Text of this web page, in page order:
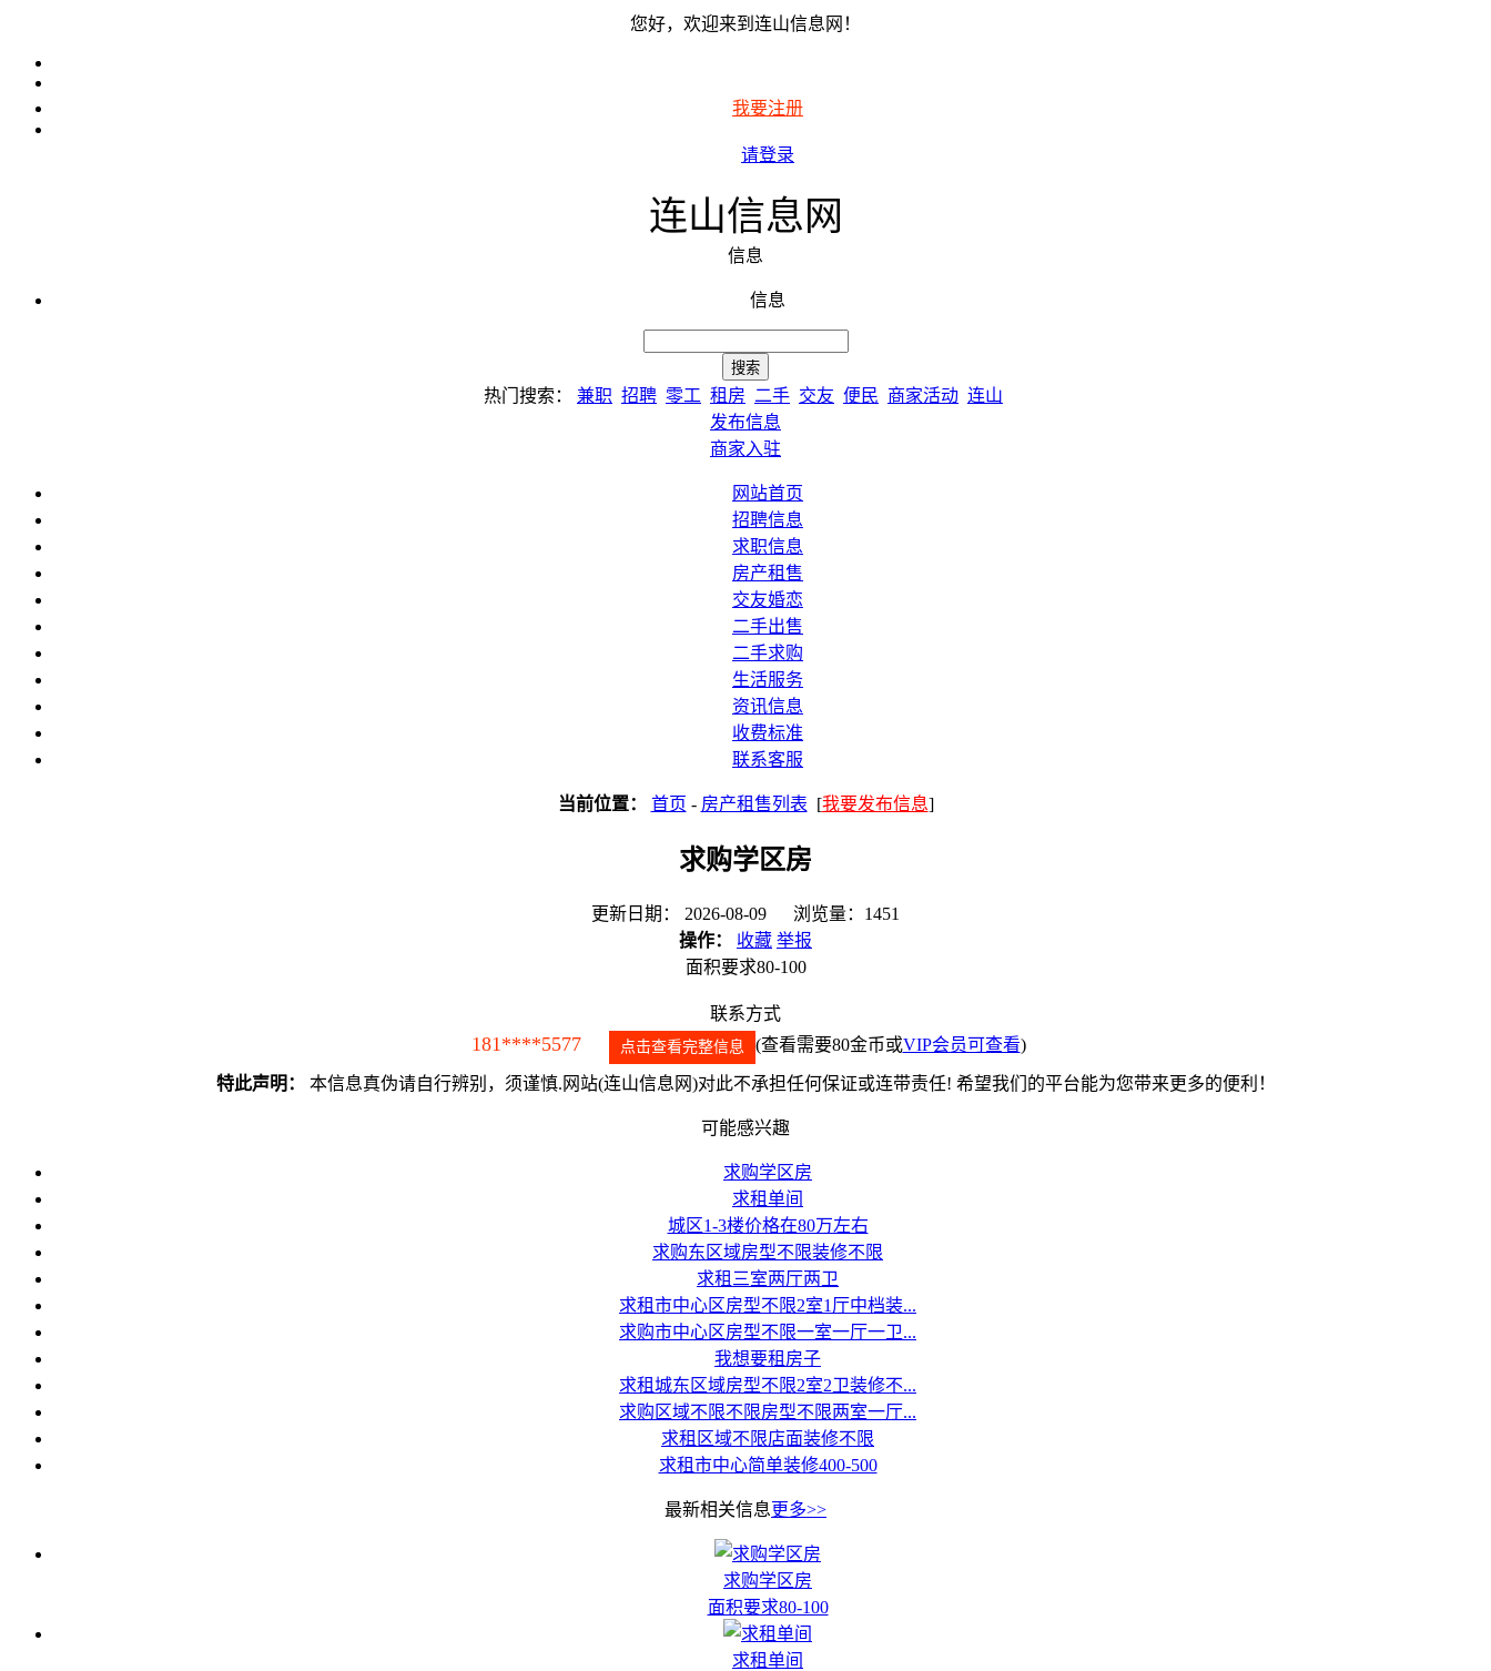
您好，欢迎来到连山信息网！
我要注册
请登录
连山信息网
信息
信息
热门搜索： 兼职 招聘 零工 租房 二手 交友 便民 商家活动 连山
发布信息
商家入驻
网站首页
招聘信息
求职信息
房产租售
交友婚恋
二手出售
二手求购
生活服务
资讯信息
收费标准
联系客服
当前位置： 首页 - 房产租售列表 [我要发布信息]
求购学区房
更新日期： 2026-08-09 浏览量：1451
操作：
收藏 举报
面积要求80-100
联系方式
181****5577 点击查看完整信息 (查看需要80金币或VIP会员可查看)
特此声明： 本信息真伪请自行辨别，须谨慎.网站(连山信息网)对此不承担任何保证或连带责任! 希望我们的平台能为您带来更多的便利！
可能感兴趣
求购学区房
求租单间
城区1-3楼价格在80万左右
求购东区域房型不限装修不限
求租三室两厅两卫
求租市中心区房型不限2室1厅中档装...
求购市中心区房型不限一室一厅一卫...
我想要租房子
求租城东区域房型不限2室2卫装修不...
求购区域不限不限房型不限两室一厅...
求租区域不限店面装修不限
求租市中心简单装修400-500
最新相关信息更多>>
求购学区房
面积要求80-100
求租单间